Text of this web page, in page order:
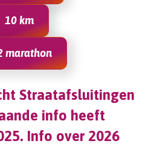
10 km
marathon
Straatafsluitingen
info heeft
Info over 2026